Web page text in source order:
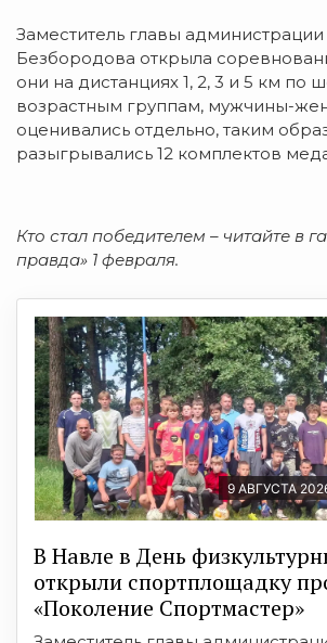
Заместитель главы
Безбородова открыла
они на дистанциях 1, 2, 3 и 5 км по
возрастным группам, мужчины-
оценивались отдельно, таким
разыгрывались 12 комплектов
Кто стал победителем – читайте в
правда» 1 февраля.
9 АВГУСТА
В Навле в День
открыли спортплощадку
«Поколение Спортмастер»